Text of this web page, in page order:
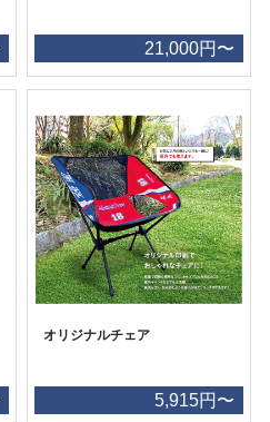
21,000円〜
オリジナルチェア
5,915円〜